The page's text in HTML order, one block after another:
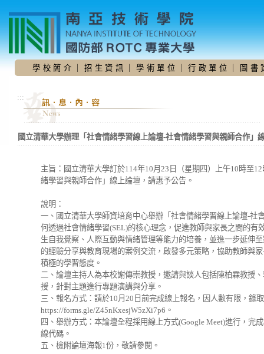
要
內
學 校 簡 介 招 生 資 訊 學 術 單 位 ｜行 政 單 位 圖 書
:::
國立清華大學辦理「社會情緒學習線上論壇-社會情緒學習與親師合作」
主旨：國立清華大學訂於114年10月23日（星期四）上午10時至
緒學習與親師合作」線上論壇，請惠予公告。
說明：
一、國立清華大學師資培育中心舉辦「社會情緒學習線上論壇-社
何透過社會情緒學習(SEL)的核心理念，促進教師與家長之間的有
生自我覺察、人際互動與情緒管理等能力的培養，並進一步延伸
的經驗分享與教育現場的案例交流，啟發多元策略，協助教師與
積極的學習態度。
二、論壇主持人為本校謝傳崇教授，邀請與談人包括陳柏霖教授
授，針對主題進行專題演講與分享。
三、報名方式：請於10月20日前完成線上報名，因人數有限，錄
https://forms.gle/Z45nKxesjW5zXi7p6。
四、舉辦方式：本論壇全程採用線上方式(Google Meet)進行，完
線代碼。
五、檢附論壇海報1份，敬請參閱。